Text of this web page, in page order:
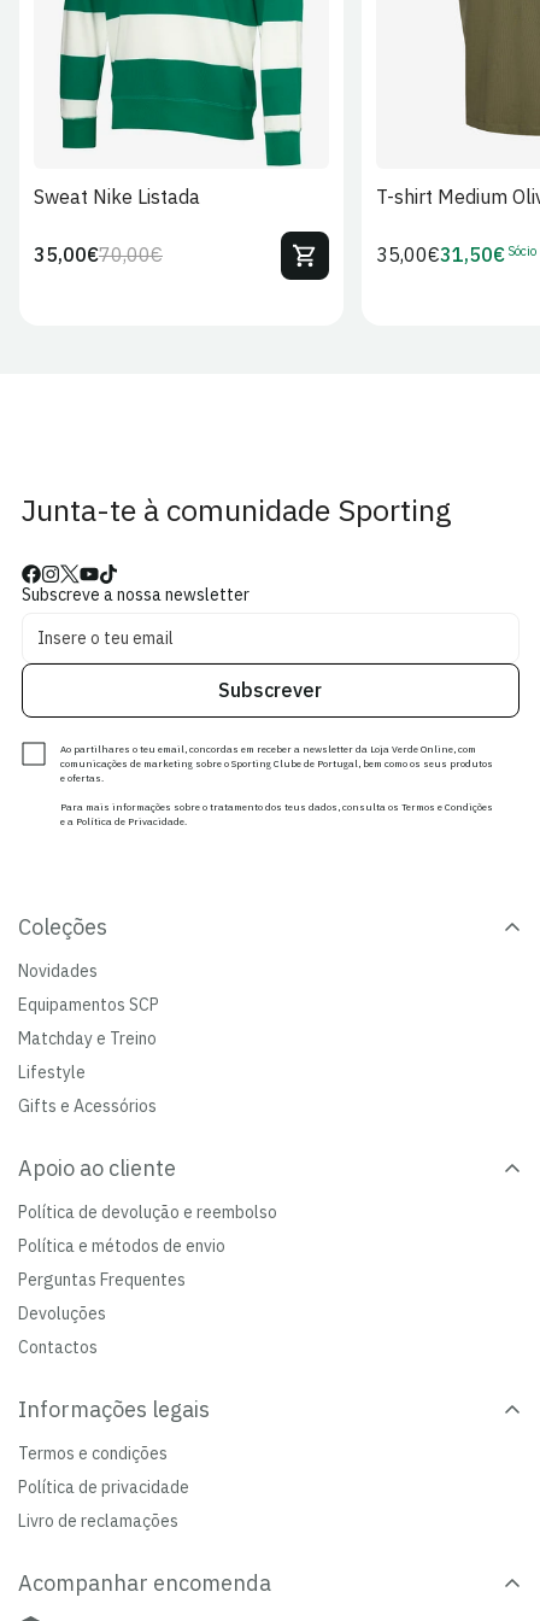
Sweat Nike Listada
Preço
70,00€Preço
35,00€
T-shirt Medium
Preço
35,00€Preço
31,50€ Sócio
Junta-te à comunidade Sporting
Subscreve a nossa newsletter
Subscrever
Ao partilhares o teu email, concordas em receber a newsletter da Loja Verde Online, com
comunicações de marketing sobre o Sporting Clube de Portugal, bem como os seus produtos
e ofertas.
Para mais informações sobre o tratamento dos teus dados, consulta os Termos e Condições
e a Política de Privacidade.
Coleções
Novidades
Equipamentos SCP
Matchday e Treino
Lifestyle
Gifts e Acessórios
Apoio ao cliente
Política de devolução e reembolso
Política e métodos de envio
Perguntas Frequentes
Devoluções
Contactos
Informações legais
Termos e condições
Política de privacidade
Livro de reclamações
Acompanhar encomenda